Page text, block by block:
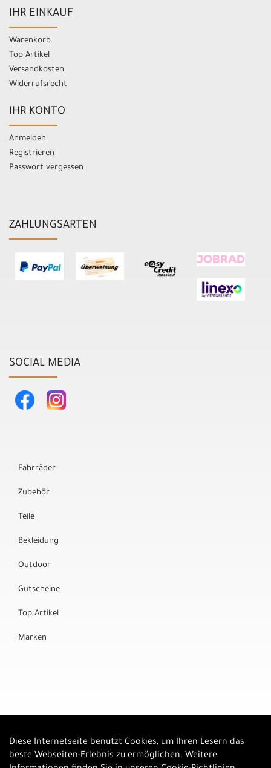
IHR EINKAUF
Warenkorb
Top Artikel
Versandkosten
Widerrufsrecht
IHR KONTO
Anmelden
Registrieren
Passwort vergessen
ZAHLUNGSARTEN
SOCIAL MEDIA
Fahrräder
Zubehör
Teile
Bekleidung
Outdoor
Gutscheine
Top Artikel
Marken
Diese Internetseite benutzt Cookies, um Ihren Lesern das
beste Webseiten-Erlebnis zu ermöglichen. Weitere
Auftrag widerrufen